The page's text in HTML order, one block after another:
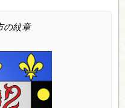
の紋章